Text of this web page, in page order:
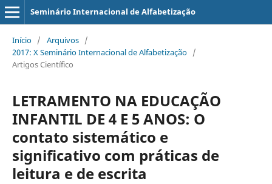
Seminário Internacional de Alfabetização
Início / Arquivos /
2017: X Seminário Internacional de Alfabetização /
Artigos Científico
LETRAMENTO NA EDUCAÇÃO
INFANTIL DE 4 E 5 ANOS: O
contato sistemático e
significativo com práticas de
leitura e de escrita